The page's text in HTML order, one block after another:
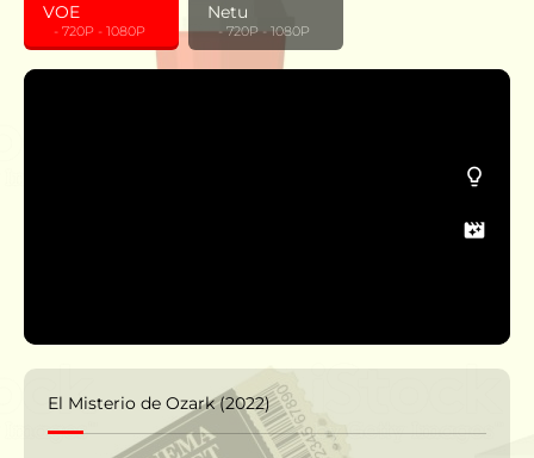
VOE
‎ ‎ ‎ - 720P - 1080P
Netu
‎ ‎ ‎ - 720P - 1080P
El Misterio de Ozark (2022)